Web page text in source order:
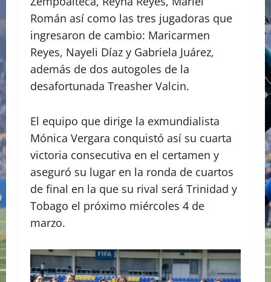
Román así como las tres jugadoras que
ingresaron de cambio: Maricarmen
Reyes, Nayeli Díaz y Gabriela Juárez,
además de dos autogoles de la
desafortunada Treasher Valcin.
El equipo que dirige la exmundialista
Mónica Vergara conquistó así su cuarta
victoria consecutiva en el certamen y
aseguró su lugar en la ronda de cuartos
de final en la que su rival será Trinidad y
Tobago el próximo miércoles 4 de
marzo.